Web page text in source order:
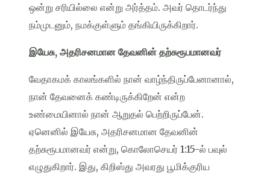
ஒன்று சரியில்லை என்று அர்த்தம். அவர் தொடர்ந்து
நம்முடனும், நமக்குள்ளும் தங்கியிருக்கிறார்.
இயேசு, அதரிசனமான தேவனின் தற்சுரூபமானவர்
வேதாகமக் காலங்களில் நான் வாழ்ந்திருப்பேனானால்,
நான் தேவனைக் கண்டிருக்கிறேன் என்ற
உண்மையினால் நான் ஆறுதல் பெற்றிருப்பேன்.
ஏனெனில் இயேசு, அதரிசனமான தேவனின்
தற்சுரூபமானவர் என்று, கொலோசெயர் 1:15-ல் பவுல்
எழுதுகிறார். இது, கிறிஸ்து அவரது பூமிக்குரிய